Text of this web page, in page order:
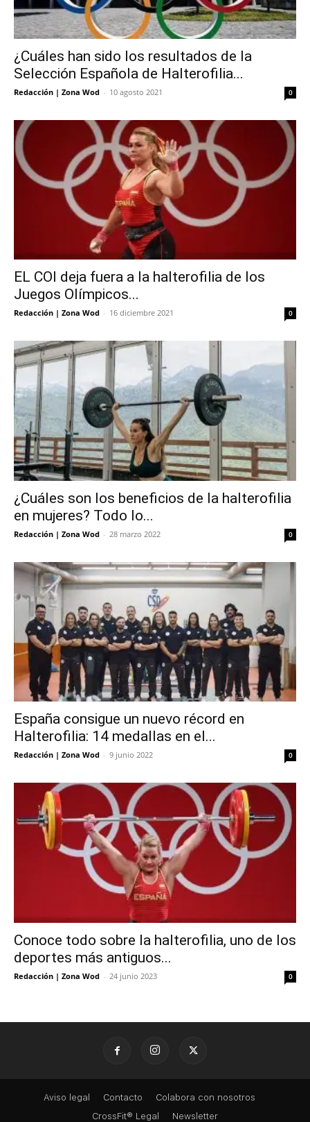
¿Cuáles han sido los resultados de la
Selección Española de Halterofilia...
Redacción | Zona Wod - 10 agosto 2021 0
EL COI deja fuera a la halterofilia de los
Juegos Olímpicos...
Redacción | Zona Wod - 16 diciembre 2021 0
¿Cuáles son los beneficios de la halterofilia
en mujeres? Todo lo...
Redacción | Zona Wod - 28 marzo 2022 0
España consigue un nuevo récord en
Halterofilia: 14 medallas en el...
Redacción | Zona Wod - 9 junio 2022 0
Conoce todo sobre la halterofilia, uno de los
deportes más antiguos...
Redacción | Zona Wod - 24 junio 2023 0
Aviso legal Contacto
Colabora con nosotros
CrossFit® Legal
Newsletter